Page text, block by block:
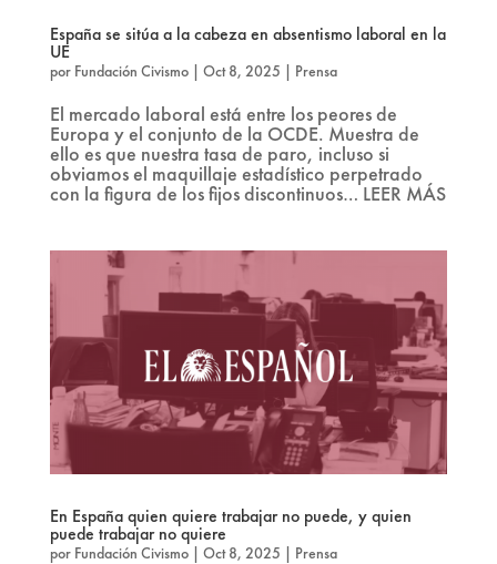
España se sitúa a la cabeza en absentismo laboral en la
UE
por Fundación Civismo| Oct 8, 2025 | Prensa
El mercado laboral está entre los peores de
Europa y el conjunto de la OCDE. Muestra de
ello es que nuestra tasa de paro, incluso si
obviamos el maquillaje estadístico perpetrado
con la figura de los fijos discontinuos… LEER MÁS
En España quien quiere trabajar no puede, y quien
puede trabajar no quiere
por Fundación Civismo| Oct 8, 2025 | Prensa